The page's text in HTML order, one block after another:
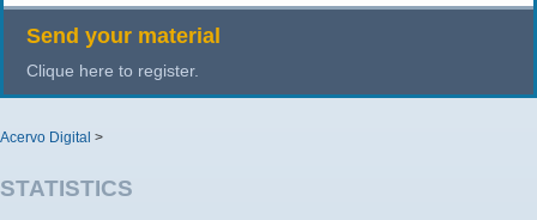
Send your material
Clique here to register.
Acervo Digital >
STATISTICS